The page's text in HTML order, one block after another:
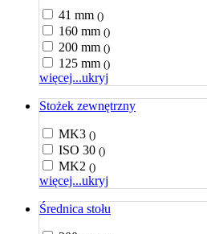
41 mm ()
160 mm ()
200 mm ()
125 mm ()
więcej...ukryj
Stożek zewnętrzny
MK3 ()
ISO 30 ()
MK2 ()
więcej...ukryj
Średnica stołu